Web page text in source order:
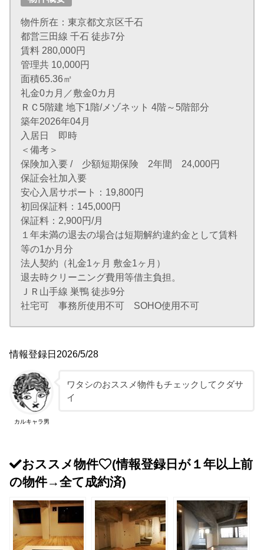
物件所在：東京都文京区千石
都営三田線 千石 徒歩7分
賃料 280,000円
管理共 10,000円
面積65.36㎡
礼金0カ月／敷金0カ月
ＲＣ5階建 地下1階/メゾネット 4階～5階部分
築年2026年04月
入居日 即時
＜備考＞
保険加入要 / 少額短期保険 2年間 24,000円
保証会社加入要
安心入居サポート：19,800円
初回保証料：145,000円
保証料：2,900円/月
１年未満の退去の場合は短期解約違約金として賃料
等の1か月分
法人契約（礼金1ヶ月 敷金1ヶ月）
退去時クリーニング費用等借主負担。
ＪＲ山手線 巣鴨 徒歩9分
社宅可 事務所使用不可 SOHO使用不可
情報登録日2026/5/28
カルキャラ男
ワタシのおススメ物件もチェックしてクダサ
イ
おススメ物件
(情報登録日が１年以上前
の物件→全て成約済)